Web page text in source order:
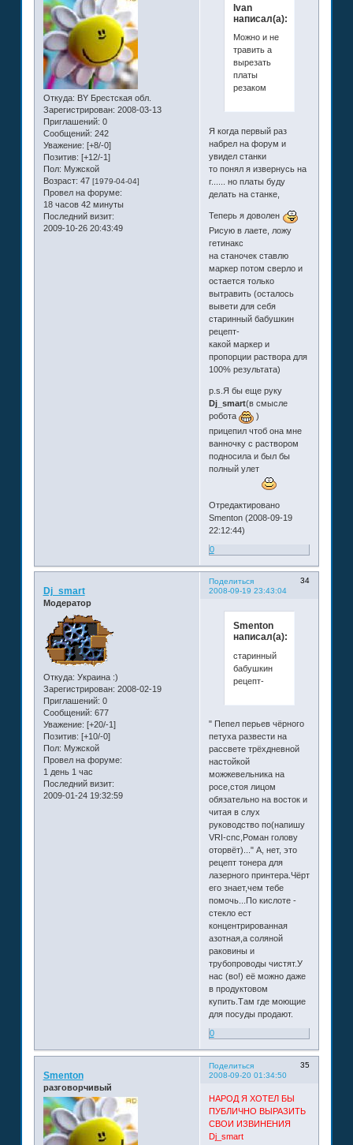
Откуда: BY Брестская обл.
Зарегистрирован: 2008-03-13
Приглашений: 0
Сообщений: 242
Уважение: [+8/-0]
Позитив: [+12/-1]
Пол: Мужской
Возраст: 47 [1979-04-04]
Провел на форуме:
18 часов 42 минуты
Последний визит:
2009-10-26 20:43:49
Ivan
написал(а):
Можно и не
травить а
вырезать
платы
резаком
Я когда первый раз
набрел на форум и
увидел станки
то понял я извернусь на
г...... но платы буду
делать на станке,
Теперь я доволен
Рисую в лаете, ложу
гетинакс
на станочек ставлю
маркер потом сверло и
остается только
вытравить (осталось
вывети для себя
старинный бабушкин
рецепт-
какой маркер и
пропорции раствора для
100% результата)
p.s.Я бы еще руку
Dj_smart(в смысле
робота
)
прицепил чтоб она мне
ванночку с раствором
подносила и был бы
полный улет
Отредактировано
Smenton (2008-09-19
22:12:44)
0
Поделиться
34
2008-09-19 23:43:04
Dj_smart
Модератор
Откуда: Украина :)
Зарегистрирован: 2008-02-19
Приглашений: 0
Сообщений: 677
Уважение: [+20/-1]
Позитив: [+10/-0]
Пол: Мужской
Провел на форуме:
1 день 1 час
Последний визит:
2009-01-24 19:32:59
Smenton
написал(а):
старинный
бабушкин
рецепт-
" Пепел перьев чёрного
петуха развести на
рассвете трёхдневной
настойкой
можжевельника на
росе,стоя лицом
обязательно на восток и
читая в слух
руководство по(напишу
VRI-cnc,Роман голову
оторвёт)..." А, нет, это
рецепт тонера для
лазерного принтера.Чёрт
его знает,чем тебе
помочь...По кислоте -
стекло ест
концентрированная
азотная,а соляной
раковины и
трубопроводы чистят.У
нас (во!) её можно даже
в продуктовом
купить.Там где моющие
для посуды продают.
0
Поделиться
35
2008-09-20 01:34:50
Smenton
разговорчивый
НАРОД Я ХОТЕЛ БЫ
ПУБЛИЧНО ВЫРАЗИТЬ
СВОИ ИЗВИНЕНИЯ
Dj_smart